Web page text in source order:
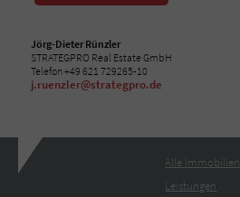
Jörg-Dieter Rünzler
STRATEGPRO Real Estate GmbH
Telefon +49 621 729265-10
j.ruenzler@strategpro.de
Alle Immobilien
Leistungen